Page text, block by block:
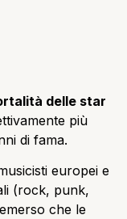
delle star
più
di fama.
europei e
(rock, punk,
che le